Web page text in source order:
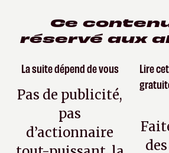
Ce
réservé aux
La suite dépend de vous
Pas de publicité,
pas
d’actionnaire
Lire